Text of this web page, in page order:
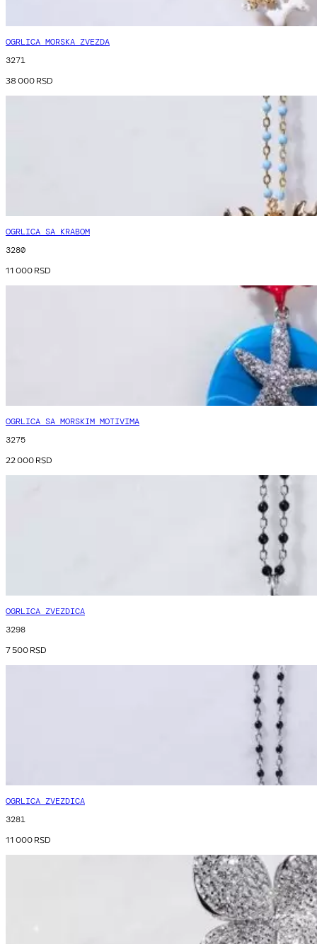
OGRLICA MORSKA ZVEZDA
3271
38 000RSD
OGRLICA SA KRABOM
3280
11 000RSD
OGRLICA SA MORSKIM MOTIVIMA
3275
22 000RSD
OGRLICA ZVEZDICA
3298
7 500RSD
OGRLICA ZVEZDICA
3281
11 000RSD